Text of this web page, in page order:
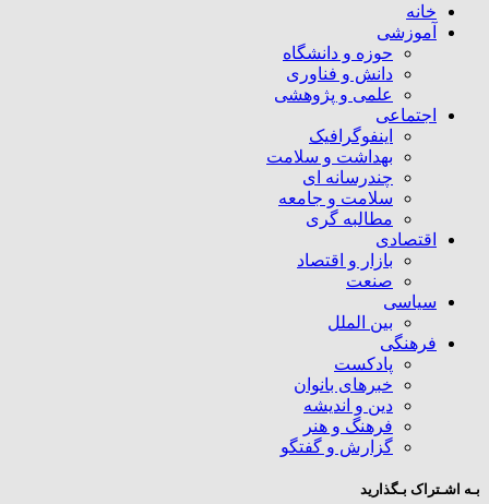
خانه
آموزشی
حوزه و دانشگاه
دانش و فناوری
علمی و پژوهشی
اجتماعی
اینفوگرافیک
بهداشت و سلامت
چندرسانه ای
سلامت و جامعه
مطالبه گری
اقتصادی
بازار و اقتصاد
صنعت
سیاسی
بین الملل
فرهنگی
پادکست
خبرهای بانوان
دین و اندیشه
فرهنگ و هنر
گزارش و گفتگو
بـه اشـتراک بـگذارید